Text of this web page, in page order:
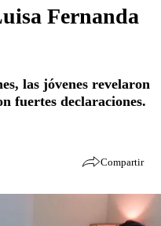
Fernanda
las jóvenes revelaron
fuertes declaraciones.
Compartir